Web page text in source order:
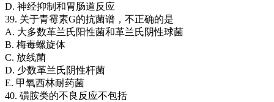
D. 神经抑制和胃肠道反应
39. 关于青霉素G的抗菌谱，不正确的是
A. 大多数革兰氏阳性菌和革兰氏阴性球菌
B. 梅毒螺旋体
C. 放线菌
D. 少数革兰氏阴性杆菌
E. 甲氧西林耐药菌
40. 磺胺类的不良反应不包括